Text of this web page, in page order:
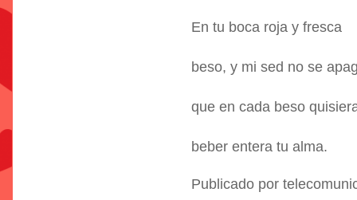
En tu boca roja y fresca
beso, y mi sed no se
que en cada beso
beber entera tu alma.
Publicado por